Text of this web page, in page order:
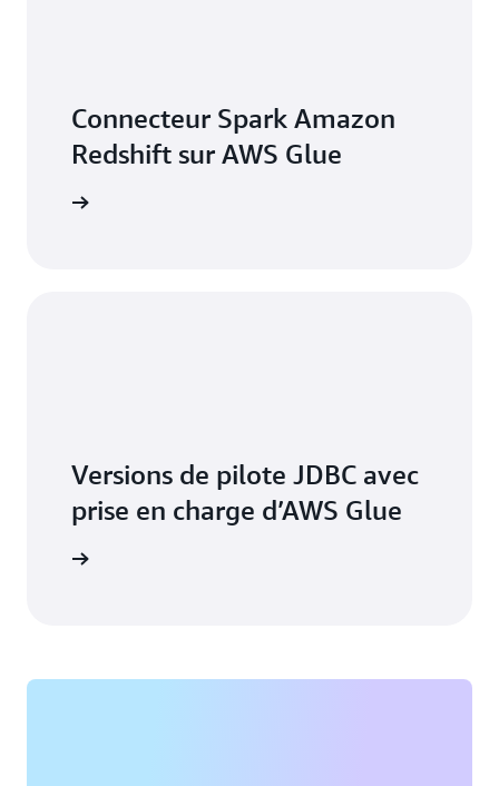
Connecteur Spark Amazon
Redshift sur AWS Glue
Versions de pilote JDBC avec
prise en charge d’AWS Glue